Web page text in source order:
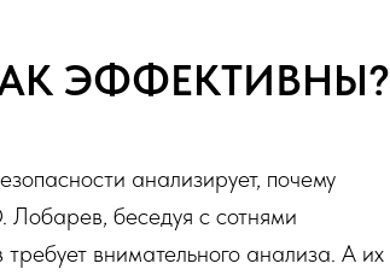
ЭФФЕКТИВНЫ?
анализирует, почему
беседуя с сотнями
внимательного анализа. А их